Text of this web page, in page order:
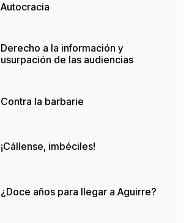
Autocracia
Derecho a la información y
usurpación de las audiencias
Contra la barbarie
¡Cállense, imbéciles!
¿Doce años para llegar a Aguirre?